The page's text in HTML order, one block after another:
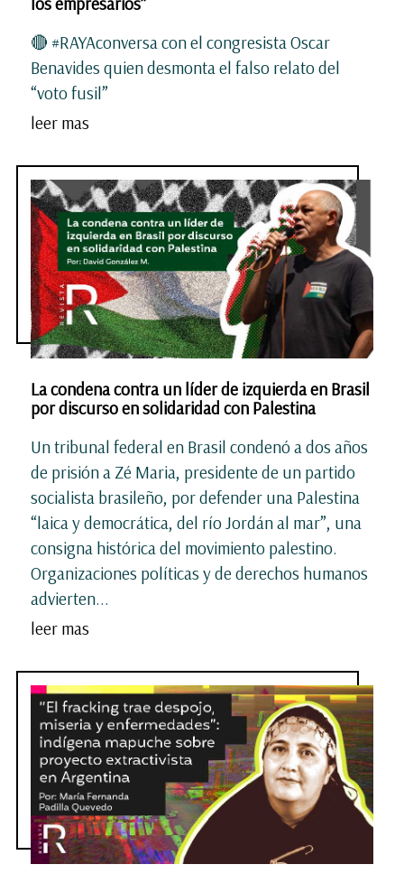
🔴 #RAYAconversa con el congresista Oscar
Benavides quien desmonta el falso relato del
“voto fusil”
leer mas
La condena contra un líder de izquierda en Brasil
por discurso en solidaridad con Palestina
Un tribunal federal en Brasil condenó a dos años
de prisión a Zé Maria, presidente de un partido
socialista brasileño, por defender una Palestina
“laica y democrática, del río Jordán al mar”, una
consigna histórica del movimiento palestino.
Organizaciones políticas y de derechos humanos
advierten...
leer mas